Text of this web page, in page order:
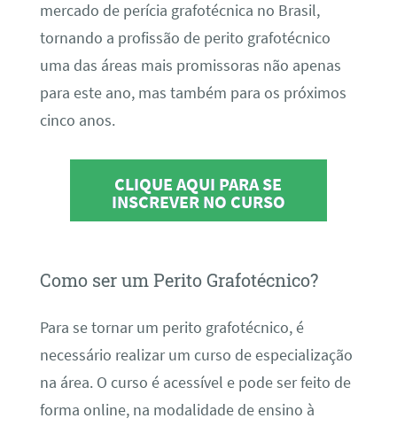
mercado de perícia grafotécnica no Brasil,
tornando a profissão de perito grafotécnico
uma das áreas mais promissoras não apenas
para este ano, mas também para os próximos
cinco anos.
CLIQUE AQUI PARA SE
INSCREVER NO CURSO
Como ser um Perito Grafotécnico?
Para se tornar um perito grafotécnico, é
necessário realizar um curso de especialização
na área. O curso é acessível e pode ser feito de
forma online, na modalidade de ensino à